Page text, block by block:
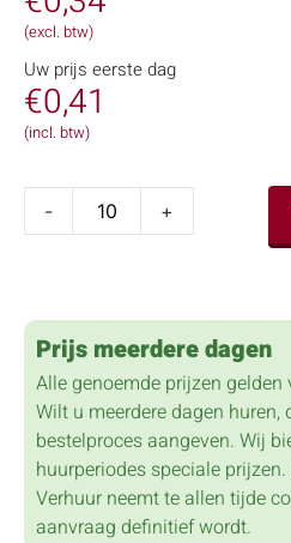
(excl. btw)
Uw prijs eerste dag
€0,41
(incl. btw)
- +
Prijs meerdere dagen
Alle genoemde prijzen gelden
Wilt u meerdere dagen
bestelproces aangeven. Wij
huurperiodes speciale
Verhuur neemt te allen tijde
aanvraag definitief wordt.